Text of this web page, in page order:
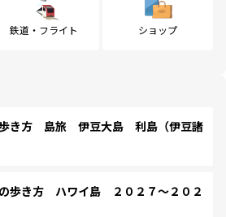
鉄道・フライト ショップ
き方 島旅 伊豆大島 利島（伊豆諸
歩き方 ハワイ島 ２０２７～２０２